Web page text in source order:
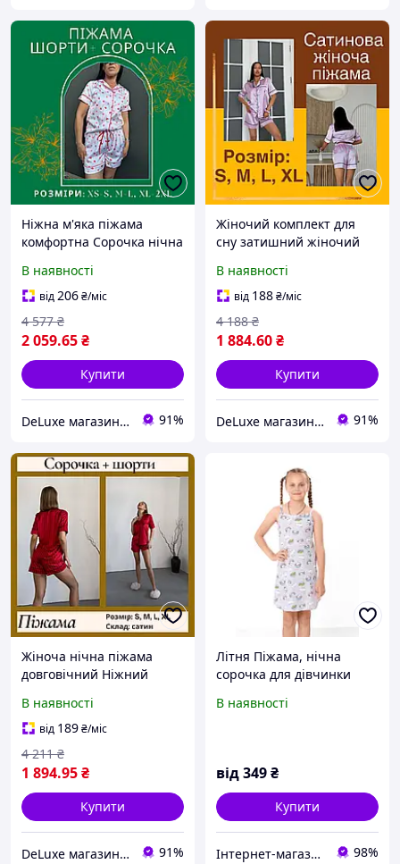
Ніжна м'яка піжама
комфортна Сорочка нічна
Красива піжама набір
Нічні піжами
В наявності
від206₴/міс
2 059.65₴
4 577 ₴
Купити
DeLuxe магазин текстилю 91%
Жіночий комплект для
сну затишний жіночий
ніжний KomПЛЕКТ
ПІЖАМИ Нічні піжами
В наявності
від 188₴/міс
1 884.60₴
4 188 ₴
Купити
DeLuxe магазин текстилю 91%
Жіноча нічна піжама
довговічний Ніжний
Нічний костюм жіночі
піжами домашні
В наявності
від 189₴/міс
1 894.95₴
4 211 ₴
Купити
DeLuxe магазин текстилю 91%
Літня Піжама, нічна
сорочка для дівчинки
бавовна, 134см, 140см,
В наявності
від349₴
Купити
Інтернет-магазин дитячого одягу "Дітки-цукерочки" 98%